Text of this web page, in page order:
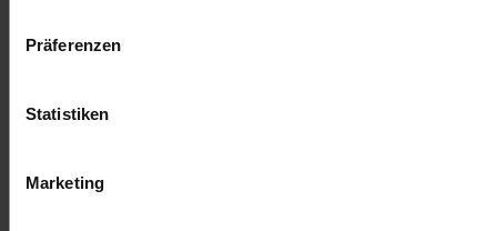
Präferenzen
Statistiken
Marketing